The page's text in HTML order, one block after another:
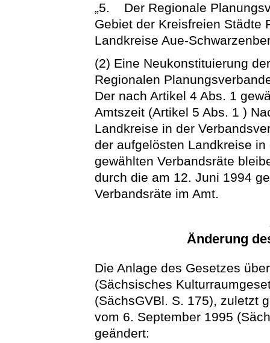
„5. Der Regionale
Gebiet der Kreisfreien Städte
Landkreise Aue-
(2) Eine Neukonstituierung
Regionalen
Der nach Artikel 4 Abs. 1
Amtszeit (Artikel 5 Abs. 1 )
Landkreise in der
der aufgelösten Landkreise
gewählten Verbandsräte
durch die am 12. Juni 1994
Verbandsräte im Amt.
Änderung
Die Anlage des Gesetzes
(Sächsisches
(SächsGVBl. S. 175), zuletzt
vom 6. September 1995
geändert: